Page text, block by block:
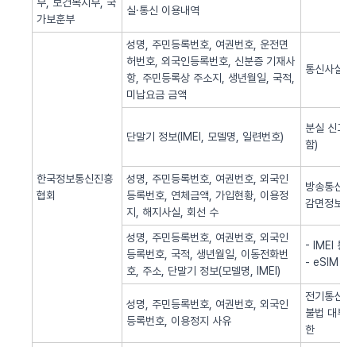
가보훈부
실·통신 이용내역
한국정보통신진흥
협회
성명, 주민등록번호, 여권번호, 운전면
허번호, 외국인등록번호, 신분증 기재사
항, 주민등록상 주소지, 생년월일, 국적,
미납요금 금액
통신사실
단말기 정보(IMEI, 모델명, 일련번호)
분실 신고
함)
성명, 주민등록번호, 여권번호, 외국인
등록번호, 연체금액, 가입현황, 이용정
지, 해지사실, 회선 수
방송통신
감면정보
성명, 주민등록번호, 여권번호, 외국인
등록번호, 국적, 생년월일, 이동전화번
호, 주소, 단말기 정보(모델명, IMEI)
- IMEI 통
- eSIM 동
성명, 주민등록번호, 여권번호, 외국인
등록번호, 이용정지 사유
전기통신
불법 대부
한